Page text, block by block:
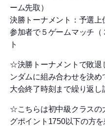
ーム先取）
決勝トーナメント：予選
参加者で５ゲームマッチ
ト
☆決勝トーナメントで敗退
ンダムに組み合わせを決
大会終了時刻まで繰り返し
☆こちらは初中級クラスの
グポイント1750以下の方